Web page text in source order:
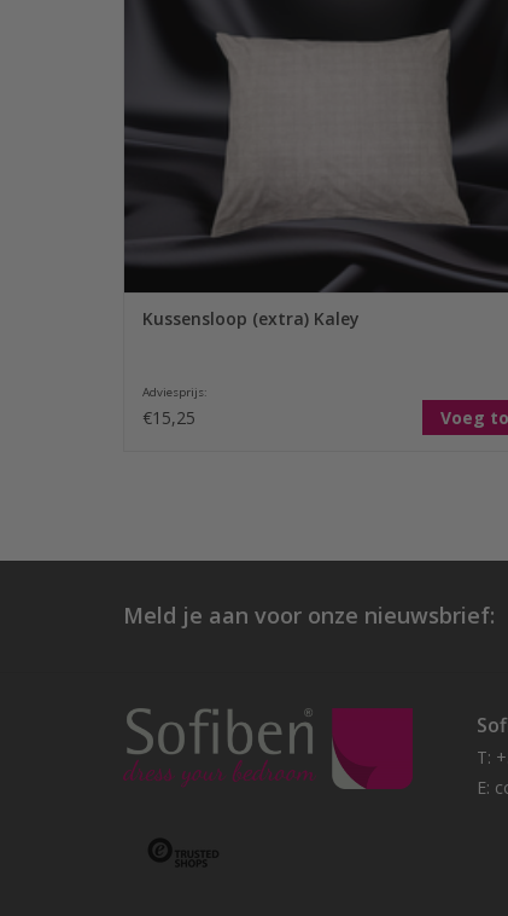
lichtbruin kleur met een klein streepje. Bestel een
bij uw eerste aankoop en ontvang 10% korting op het
TOEVOEGEN AAN WINKELWAGEN
Kussensloop (extra) Kaley
Adviesprijs:
€15,25 Voeg
Meld je aan voor onze nieuwsbrief:
T:
E: